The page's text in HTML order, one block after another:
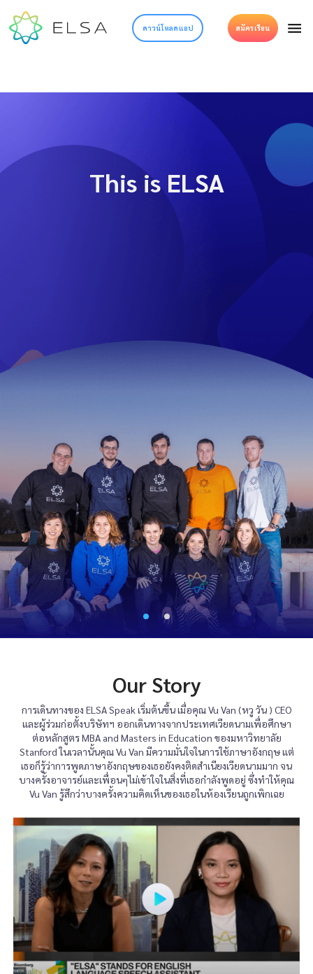
ดาวน์โหลดแอป สมัครเรียน
This is ELSA
Our Story
การเดินทางของ ELSA Speak เริ่มต้นขึ้น เมื่อคุณ Vu Van (หวู วัน ) CEO
และผู้ร่วมก่อตั้งบริษัทฯ ออกเดินทางจากประเทศเวียดนามเพื่อศึกษา
ต่อหลักสูตร MBA and Masters in Education ของมหาวิทยาลัย
Stanford ในเวลานั้นคุณ Vu Van มีความมั่นใจในการใช้ภาษาอังกฤษ แต่
เธอก็รู้ว่าการพูดภาษาอังกฤษของเธอยังคงติดสำเนียงเวียดนามมาก จน
บางครั้งอาจารย์และเพื่อนๆไม่เข้าใจในสิ่งที่เธอกำลังพูดอยู่ ซึ่งทำให้คุณ
​Vu Van รู้สึกว่าบางครั้งความคิดเห็นของเธอในห้องเรียนถูกเพิกเฉย